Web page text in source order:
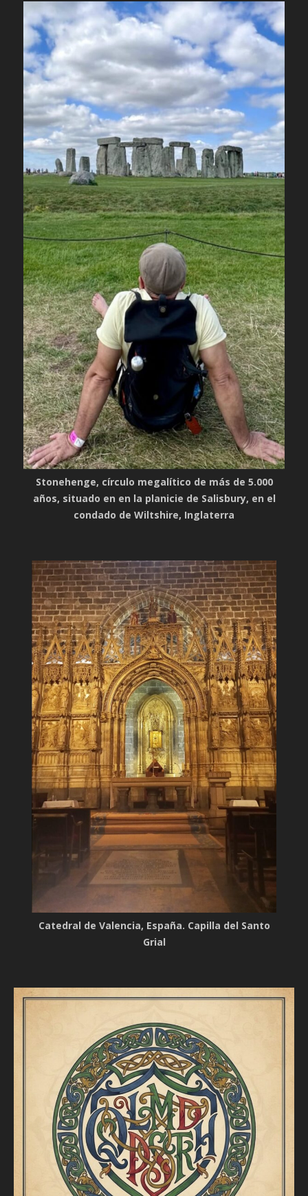
Stonehenge, círculo megalítico de más de 5.000
años, situado en en la planicie de Salisbury, en el
condado de Wiltshire, Inglaterra
Catedral de Valencia, España. Capilla del Santo
Grial